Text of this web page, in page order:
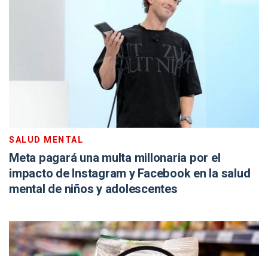
SALUD MENTAL
Meta pagará una multa millonaria por el
impacto de Instagram y Facebook en la salud
mental de niños y adolescentes